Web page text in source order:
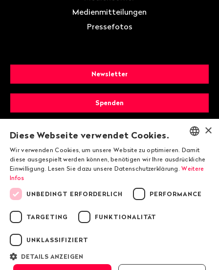
Medienmitteilungen
Pressefotos
Newsletter
Spenden
Mitglied werden
© 2026 Public Eye
Datenschutzrichtlinie von Public Eye
ENGLISH
DEUTSCH
×
Diese Webseite verwendet Cookies.
Wir verwenden Cookies, um unsere Website zu optimieren. Damit
diese ausgespielt werden können, benötigen wir Ihre ausdrückliche
Einwilligung. Lesen Sie dazu unsere Datenschutzerklärung. Weitere
Infos
UNBEDINGT ERFORDERLICH PERFORMANCE
TARGETING FUNKTIONALITÄT
UNKLASSIFIZIERT
DETAILS ANZEIGEN